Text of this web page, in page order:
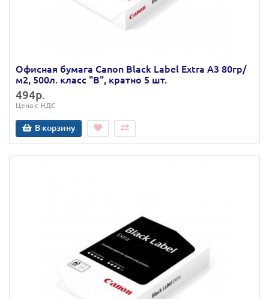
Офисная бумага Canon Black Label Extra А3 80гр/
м2, 500л. класс "В", кратно 5 шт.
494р.
Цена с НДС
В корзину